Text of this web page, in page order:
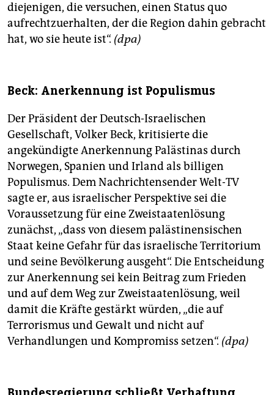
diejenigen, die versuchen, einen Status quo
aufrechtzuerhalten, der die Region dahin gebracht
hat, wo sie heute ist“. (dpa)
Beck: Anerkennung ist Populismus
Der Präsident der Deutsch-Israelischen
Gesellschaft, Volker Beck, kritisierte die
angekündigte Anerkennung Palästinas durch
Norwegen, Spanien und Irland als billigen
Populismus. Dem Nachrichtensender Welt-TV
sagte er, aus israelischer Perspektive sei die
Voraussetzung für eine Zweistaatenlösung
zunächst, „dass von diesem palästinensischen
Staat keine Gefahr für das israelische Territorium
und seine Bevölkerung ausgeht“. Die Entscheidung
zur Anerkennung sei kein Beitrag zum Frieden
und auf dem Weg zur Zweistaatenlösung, weil
damit die Kräfte gestärkt würden, „die auf
Terrorismus und Gewalt und nicht auf
Verhandlungen und Kompromiss setzen“. (dpa)